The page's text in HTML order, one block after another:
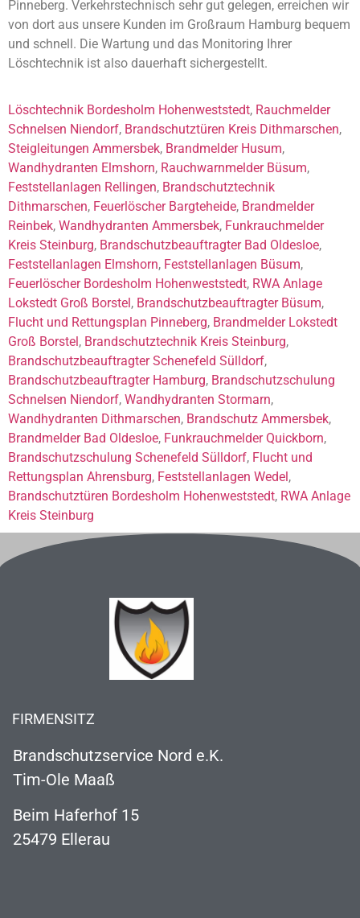
Pinneberg. Verkehrstechnisch sehr gut gelegen, erreichen wir
von dort aus unsere Kunden im Großraum Hamburg bequem
und schnell. Die Wartung und das Monitoring Ihrer
Löschtechnik ist also dauerhaft sichergestellt.
Löschtechnik Bordesholm Hohenweststedt, Rauchmelder
Schnelsen Niendorf, Brandschutztüren Kreis Dithmarschen,
Steigleitungen Ammersbek, Brandmelder Husum,
Wandhydranten Elmshorn, Rauchwarnmelder Büsum,
Feststellanlagen Rellingen, Brandschutztechnik
Dithmarschen, Feuerlöscher Bargteheide, Brandmelder
Reinbek, Wandhydranten Ammersbek, Funkrauchmelder
Kreis Steinburg, Brandschutzbeauftragter Bad Oldesloe,
Feststellanlagen Elmshorn, Feststellanlagen Büsum,
Feuerlöscher Bordesholm Hohenweststedt, RWA Anlage
Lokstedt Groß Borstel , Brandschutzbeauftragter Büsum,
Flucht und Rettungsplan Pinneberg, Brandmelder Lokstedt
Groß Borstel , Brandschutztechnik Kreis Steinburg,
Brandschutzbeauftragter Schenefeld Sülldorf,
Brandschutzbeauftragter Hamburg, Brandschutzschulung
Schnelsen Niendorf, Wandhydranten Stormarn,
Wandhydranten Dithmarschen, Brandschutz Ammersbek,
Brandmelder Bad Oldesloe, Funkrauchmelder Quickborn,
Brandschutzschulung Schenefeld Sülldorf, Flucht und
Rettungsplan Ahrensburg, Feststellanlagen Wedel ,
Brandschutztüren Bordesholm Hohenweststedt, RWA Anlage
Kreis Steinburg
FIRMENSITZ
Brandschutzservice Nord e.K.
Tim-Ole Maaß
Beim Haferhof 15
25479 Ellerau